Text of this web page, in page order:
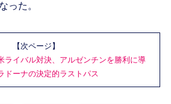
った。
【次ページ】
ライバル対決、アルゼンチンを勝利に導
ドーナの決定的ラストパス